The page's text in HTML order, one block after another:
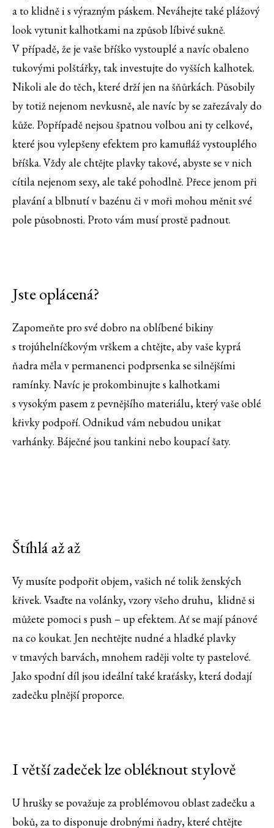
a to klidně i s výrazným páskem. Neváhejte také plážový
look vytunit kalhotkami na způsob líbivé sukně.
V případě, že je vaše bříško vystouplé a navíc obaleno
tukovými polštářky, tak investujte do vyšších kalhotek.
Nikoli ale do těch, které drží jen na šňůrkách. Působily
by totiž nejenom nevkusně, ale navíc by se zařezávaly do
kůže. Popřípadě nejsou špatnou volbou ani ty celkové,
které jsou vylepšeny efektem pro kamufláž vystouplého
bříška. Vždy ale chtějte plavky takové, abyste se v nich
cítila nejenom sexy, ale také pohodlně. Přece jenom při
plavání a blbnutí v bazénu či v moři mohou měnit své
pole působnosti. Proto vám musí prostě padnout.
Jste oplácená?
Zapomeňte pro své dobro na oblíbené bikiny
s trojúhelníčkovým vrškem a chtějte, aby vaše kyprá
ňadra měla v permanenci podprsenka se silnějšími
ramínky. Navíc je prokombinujte s kalhotkami
s vysokým pasem z pevnějšího materiálu, který vaše oblé
křivky podpoří. Odnikud vám nebudou unikat
varhánky. Báječné jsou tankini nebo koupací šaty.
Štíhlá až až
Vy musíte podpořit objem, vašich né tolik ženských
křivek. Vsaďte na volánky, vzory všeho druhu, klidně si
můžete pomoci s push – up efektem. Ať se mají pánové
na co koukat. Jen nechtějte nudné a hladké plavky
v tmavých barvách, mnohem raději volte ty pastelové.
Jako spodní díl jsou ideální také kraťásky, která dodají
zadečku plnější proporce.
I větší zadeček lze obléknout stylově
U hrušky se považuje za problémovou oblast zadečku a
boků, za to disponuje drobnými ňadry, které chtějte